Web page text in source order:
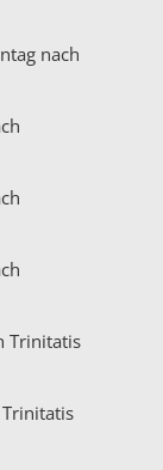
nach
Trinitatis
Trinitatis